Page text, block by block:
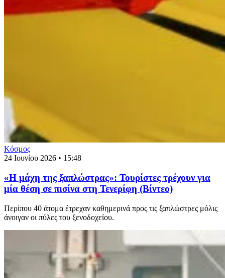
Κόσμος
24 Ιουνίου 2026 • 15:48
«Η μάχη της ξαπλώστρας»: Τουρίστες τρέχουν για
μία θέση σε πισίνα στη Τενερίφη (Βίντεο)
Περίπου 40 άτομα έτρεχαν καθημερινά προς τις ξαπλώστρες μόλις
άνοιγαν οι πύλες του ξενοδοχείου.